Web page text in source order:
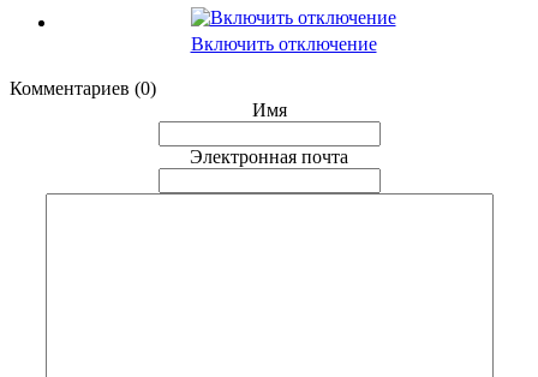
Включить отключение
Комментариев (0)
Имя
Электронная почта